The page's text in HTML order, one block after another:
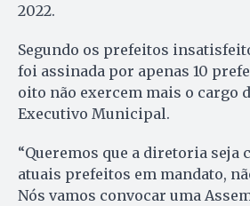
2022.
Segundo os prefeitos
foi assinada por apenas 10
oito não exercem mais o cargo
Executivo Municipal.
“Queremos que a diretoria seja
atuais prefeitos em mandato,
Nós vamos convocar uma